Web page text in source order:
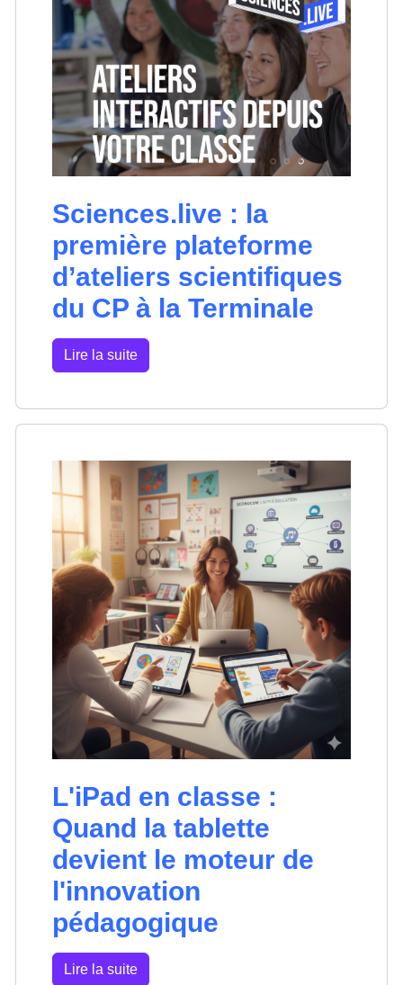
Sciences.live : la
première plateforme
d’ateliers scientifiques
du CP à la Terminale
Lire la suite
L'iPad en classe :
Quand la tablette
devient le moteur de
l'innovation
pédagogique
Lire la suite